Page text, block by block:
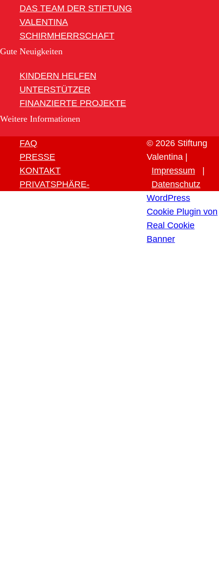
DAS TEAM DER STIFTUNG
VALENTINA
SCHIRMHERRSCHAFT
Gute Neuigkeiten
KINDERN HELFEN
UNTERSTÜTZER
FINANZIERTE PROJEKTE
Weitere Informationen
FAQ
PRESSE
KONTAKT
PRIVATSPHÄRE-
© 2026 Stiftung
Valentina |
Impressum
|
Datenschutz
WordPress
Cookie Plugin von
Real Cookie
Banner